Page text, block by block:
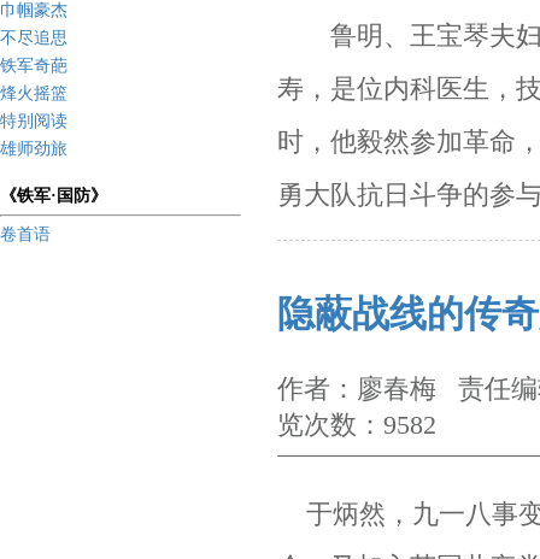
巾帼豪杰
不尽追思
铁军奇葩
烽火摇篮
特别阅读
雄师劲旅
《铁军·国防》
卷首语
鲁明、王宝琴夫妇
寿，是位内科医生，
时，他毅然参加革命
勇大队抗日斗争的参
隐蔽战线的传
作者：廖春梅 责任
览次数：9582
于炳然， 九一八事